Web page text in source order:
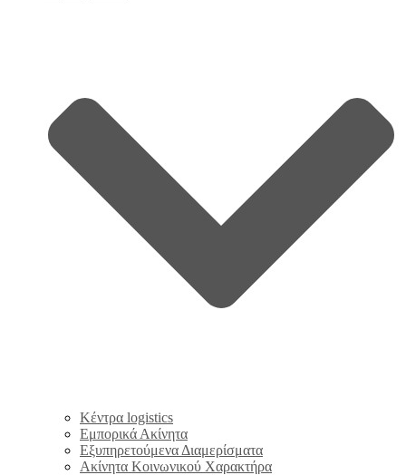
Κέντρα logistics
Εμπορικά Ακίνητα
Εξυπηρετούμενα Διαμερίσματα
Ακίνητα Κοινωνικού Χαρακτήρα